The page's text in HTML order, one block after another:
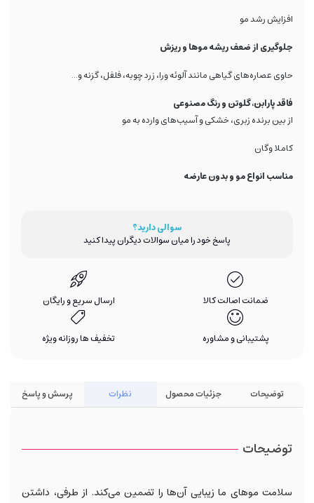
افزایش رشد مو
جلوگیری از ضعف ریشه موها و ریزش
حاوی عصاره‌های گیاهی مانند آلوئه ورا، زرد چوبه، فلفل، گزنه و...
فاقد پارابن، گلوتن و رنگ مصنوعی
از بین برنده زبری، خشکی و آسیب‌های وارده به مو
کاملا وگان
مناسب انواع مو و بدون عارضه
سوالی دارید؟
پاسخ خود را میان سوالات دیگران پیدا کنید
ضمانت اصالت کالا ارسال سریع و رایگان
پشتیبانی و مشاوره تخفیف ها روزانه ویژه
توضیحات جزئیات محصول نظرات پرسش و پاسخ
توضیحات
سلامت موهای ما زیبایی آن‌ها را تضمین می‌کند. از طرفی، داشتن